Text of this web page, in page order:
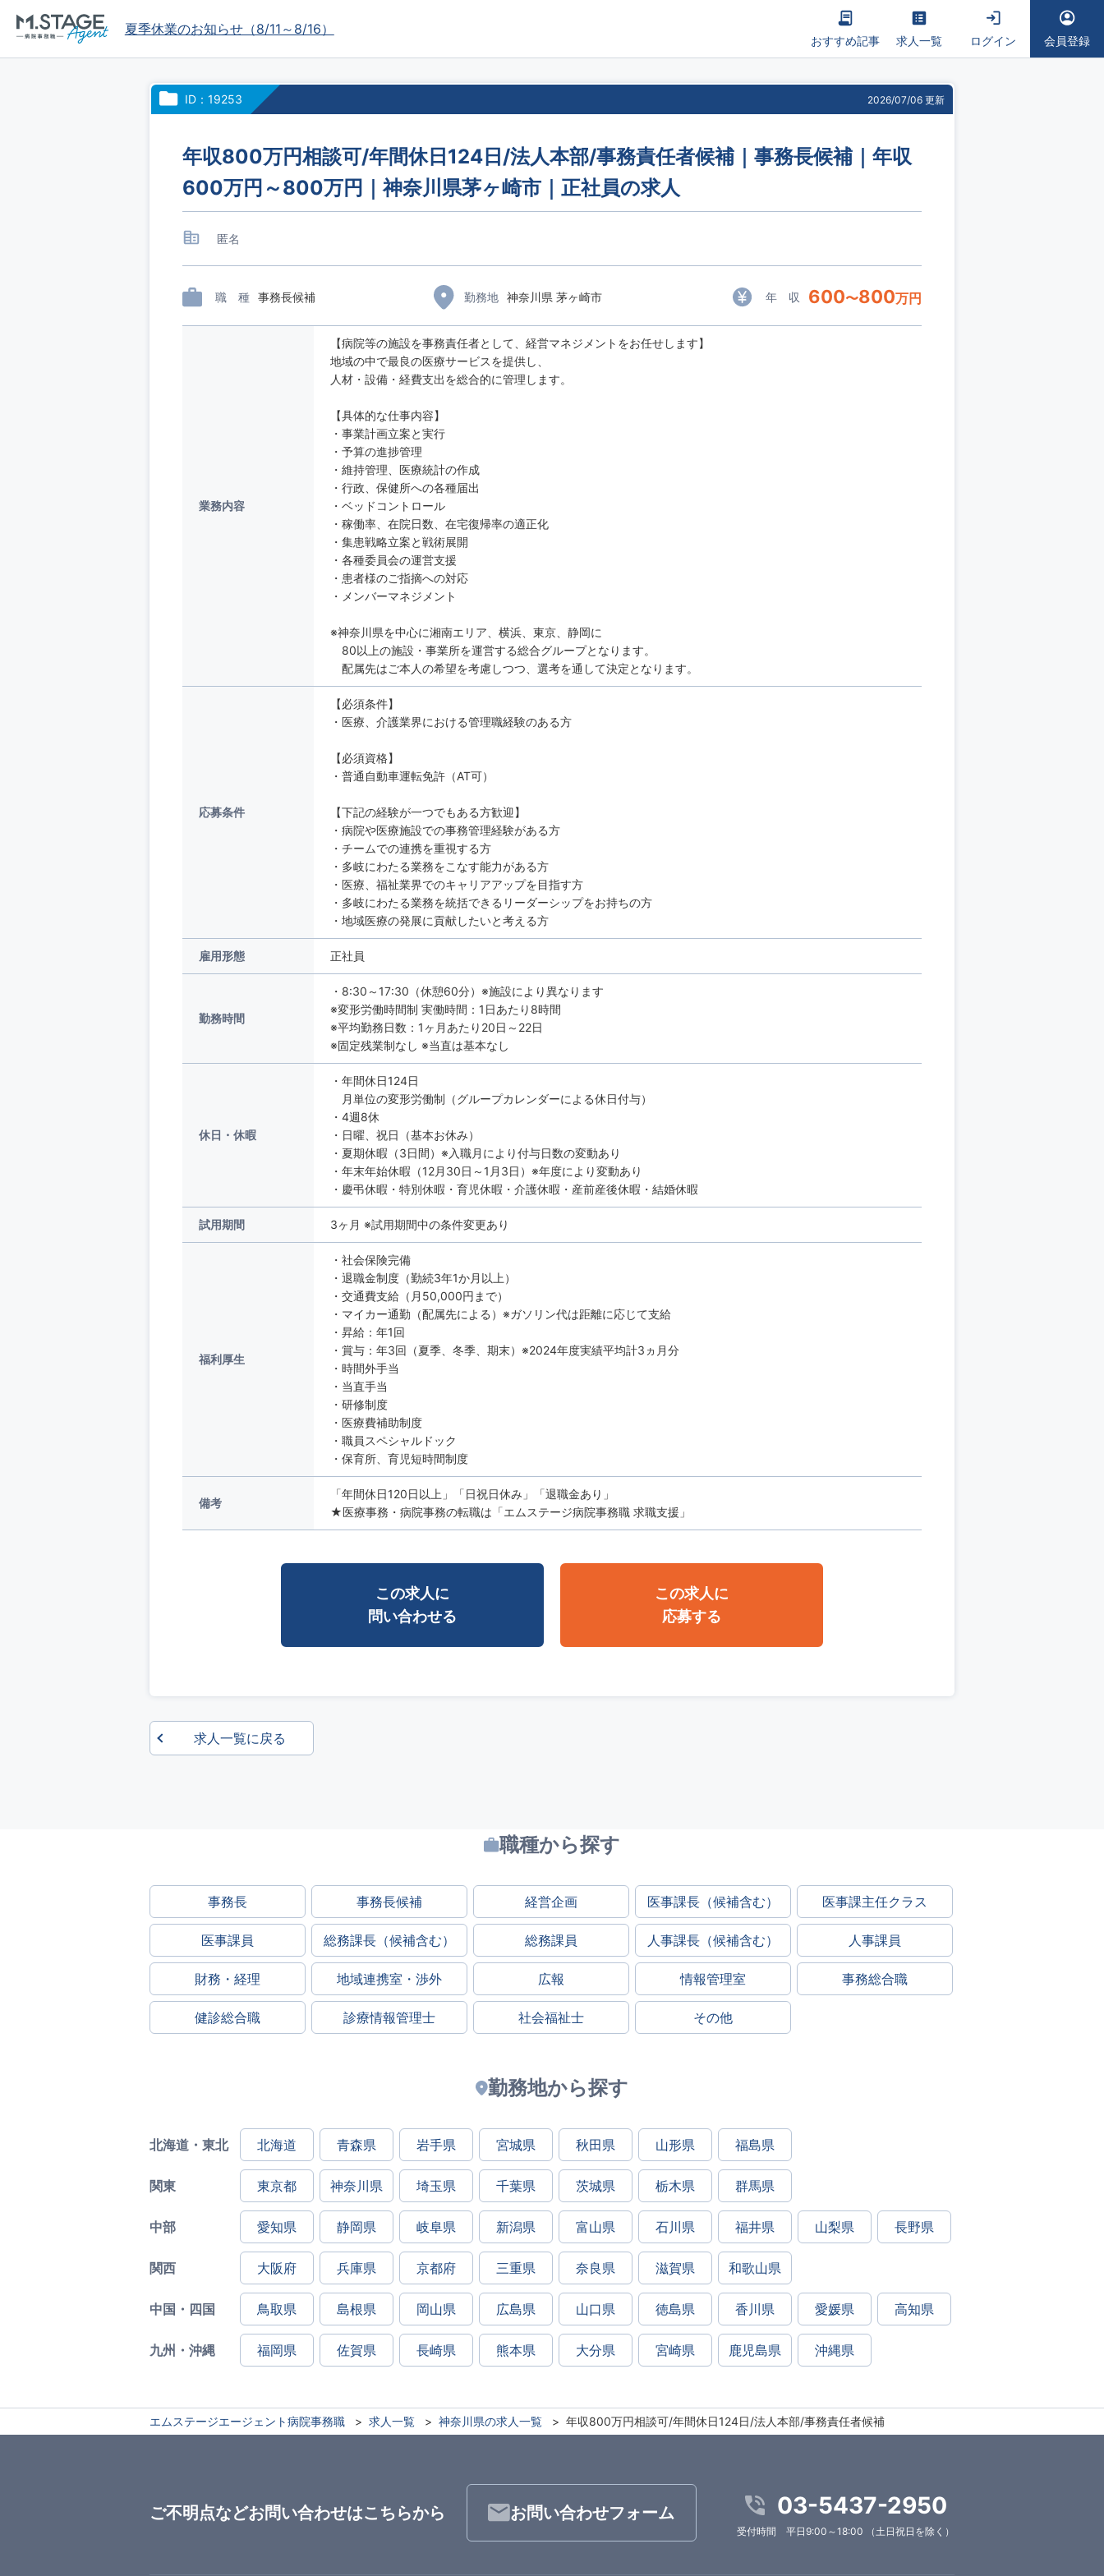
夏季休業のお知らせ（8/11～8/16）
おすすめ記事 求人一覧 ログイン 会員登録
ID：19253 2026/07/06 更新
年収800万円相談可/年間休日124日/法人本部/事務責任者候補｜事務長候補｜年収
600万円～800万円｜神奈川県茅ヶ崎市｜正社員の求人
匿名
職 種 事務長候補 勤務地 神奈川県 茅ヶ崎市 年 収 600〜800万円
業務内容
【病院等の施設を事務責任者として、経営マネジメントをお任せします】
地域の中で最良の医療サービスを提供し、
人材・設備・経費支出を総合的に管理します。
【具体的な仕事内容】
・事業計画立案と実行
・予算の進捗管理
・維持管理、医療統計の作成
・行政、保健所への各種届出
・ベッドコントロール
・稼働率、在院日数、在宅復帰率の適正化
・集患戦略立案と戦術展開
・各種委員会の運営支援
・患者様のご指摘への対応
・メンバーマネジメント
※神奈川県を中心に湘南エリア、横浜、東京、静岡に
80以上の施設・事業所を運営する総合グループとなります。
配属先はご本人の希望を考慮しつつ、選考を通して決定となります。
応募条件
【必須条件】
・医療、介護業界における管理職経験のある方
【必須資格】
・普通自動車運転免許（AT可）
【下記の経験が一つでもある方歓迎】
・病院や医療施設での事務管理経験がある方
・チームでの連携を重視する方
・多岐にわたる業務をこなす能力がある方
・医療、福祉業界でのキャリアアップを目指す方
・多岐にわたる業務を統括できるリーダーシップをお持ちの方
・地域医療の発展に貢献したいと考える方
雇用形態 正社員
勤務時間
・8:30～17:30（休憩60分）※施設により異なります
※変形労働時間制 実働時間：1日あたり8時間
※平均勤務日数：1ヶ月あたり20日～22日
※固定残業制なし ※当直は基本なし
休日・休暇
・年間休日124日
月単位の変形労働制（グループカレンダーによる休日付与）
・4週8休
・日曜、祝日（基本お休み）
・夏期休暇（3日間）※入職月により付与日数の変動あり
・年末年始休暇（12月30日～1月3日）※年度により変動あり
・慶弔休暇・特別休暇・育児休暇・介護休暇・産前産後休暇・結婚休暇
試用期間 3ヶ月 ※試用期間中の条件変更あり
福利厚生
・社会保険完備
・退職金制度（勤続3年1か月以上）
・交通費支給（月50,000円まで）
・マイカー通勤（配属先による）※ガソリン代は距離に応じて支給
・昇給：年1回
・賞与：年3回（夏季、冬季、期末）※2024年度実績平均計3ヵ月分
・時間外手当
・当直手当
・研修制度
・医療費補助制度
・職員スペシャルドック
・保育所、育児短時間制度
備考
「年間休日120日以上」「日祝日休み」「退職金あり」
★医療事務・病院事務の転職は「エムステージ病院事務職 求職支援」
この求人に
問い合わせる
この求人に
応募する
求人一覧に戻る
職種から探す
事務長 事務長候補 経営企画 医事課長（候補含む） 医事課主任クラス
医事課員 総務課長（候補含む） 総務課員 人事課長（候補含む） 人事課員
財務・経理 地域連携室・渉外 広報 情報管理室 事務総合職
健診総合職 診療情報管理士 社会福祉士 その他
勤務地から探す
北海道・東北 北海道 青森県 岩手県 宮城県 秋田県 山形県 福島県
関東 東京都 神奈川県 埼玉県 千葉県 茨城県 栃木県 群馬県
中部 愛知県 静岡県 岐阜県 新潟県 富山県 石川県 福井県 山梨県 長野県
関西 大阪府 兵庫県 京都府 三重県 奈良県 滋賀県 和歌山県
中国・四国 鳥取県 島根県 岡山県 広島県 山口県 徳島県 香川県 愛媛県 高知県
九州・沖縄 福岡県 佐賀県 長崎県 熊本県 大分県 宮崎県 鹿児島県 沖縄県
エムステージエージェント病院事務職 求人一覧 神奈川県の求人一覧 年収800万円相談可/年間休日124日/法人本部/事務責任者候補
ご不明点などお問い合わせはこちらから お問い合わせフォーム 03-5437-2950
受付時間 平日9:00～18:00 （土日祝日を除く）